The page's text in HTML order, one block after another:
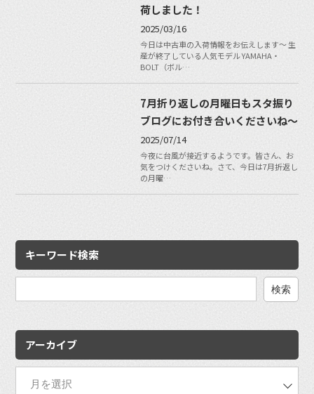
荷しました！
2025/03/16
今日は中古車の入荷情報をお伝えします〜 生
産が終了している人気モデル YAMAHA・
BOLT（ボル…
7月折り返しの月曜日もスタ振り
ブログにお付き合いくださいね〜
2025/07/14
今夜に台風が接近するようです。皆さん、お
気をつけくださいね。さて、今日は7月折返し
の月曜…
キーワード検索
アーカイブ